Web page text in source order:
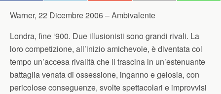
Warner, 22 Dicembre 2006 –Ambivalente
Londra, fine ‘900. Due illusionisti sono grandi rivali. La
loro competizione, all’inizio amichevole, è diventata col
tempo un’accesa rivalità che li trascina in un’estenuante
battaglia venata di ossessione, inganno e gelosia, con
pericolose conseguenze, svolte spettacolari e improvvisi